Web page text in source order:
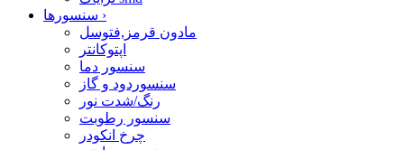
›
مادون قرمز,فتوسل
اپتوکانتر
سنسور دما
سنسوردود و گاز
رنگ/شدت نور
سنسور رطوبت
چرخ انکودر